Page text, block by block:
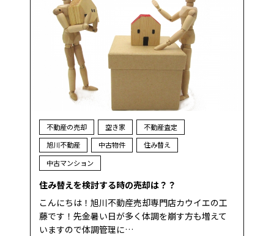
不動産の売却 空き家
不動産査定
旭川不動産
中古物件
住み替え
中古マンション
住み替えを検討する時の売却は？？
こんにちは！旭川不動産売却専門店カウイエの工
藤です！先金暑い日が多く体調を崩す方も増えて
いますので体調管理に…